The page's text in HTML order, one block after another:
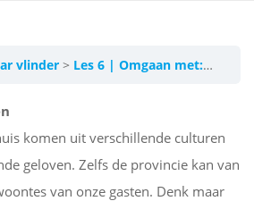
vlinder Les 6 | Omgaan met:
komen uit verschillende culturen
geloven. Zelfs de provincie kan van
van onze gasten. Denk maar